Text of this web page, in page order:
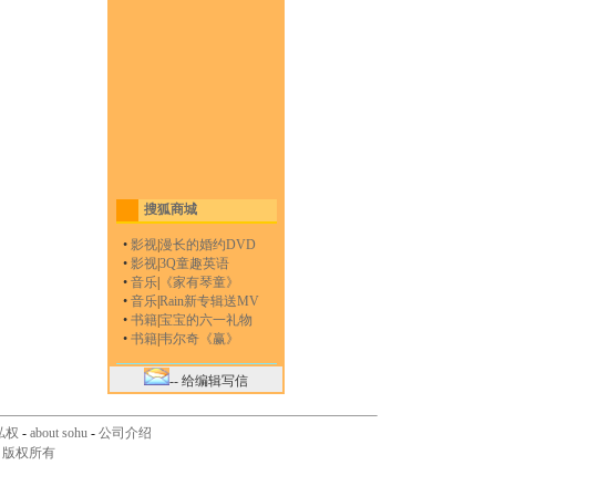
搜狐商城
• 影视漫长的婚约DVD
• 影视3Q童趣英语
• 音乐
《家有琴童》
• 音乐Rain新专辑送MV
• 书籍宝宝的六一礼物
• 书籍韦尔奇《赢》
-- 给编辑写信
权 - about sohu - 公司介绍
版权所有